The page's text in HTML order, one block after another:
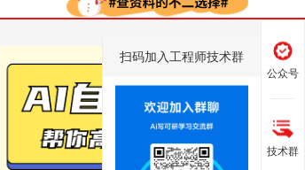
公众号
技术群
扫码加入工程师技术群